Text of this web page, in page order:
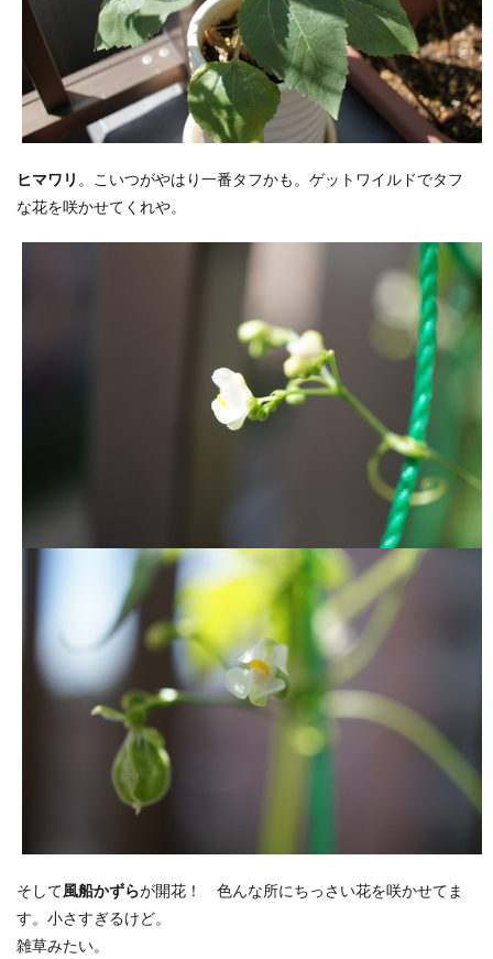
ヒマワリ 。こいつがやはり一番タフかも。ゲットワイルドでタフ
な花を咲かせてくれや。
そして風船かずらが開花！ 色んな所にちっさい花を咲かせてま
す。小さすぎるけど。
雑草みたい。